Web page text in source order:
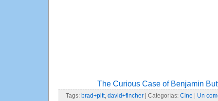
The Curious Case of Benjamin
Tags: brad+pitt, david+fincher | Categorías: Cine | Un